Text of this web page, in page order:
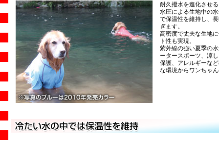
耐久撥水を進化させ
水圧による生地中の
で保温性を維持し、
ぎます。
高密度で丈夫な生地
ト性も実現。
紫外線の強い夏季の
ータースポーツ、涼
保護、アレルギーな
な環境からワンちゃ